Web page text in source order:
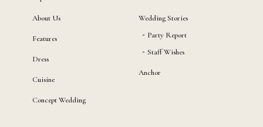
About Us
Features
Dress
Cuisine
Concept Wedding
Wedding Stories
Party Report
Staff Wishes
Anchor